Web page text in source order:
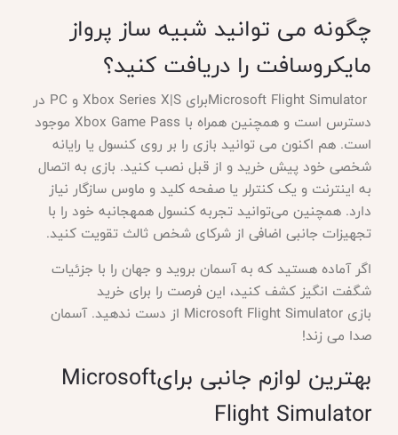
چگونه می توانید شبیه ساز پرواز
مایکروسافت را دریافت کنید؟
Microsoft Flight Simulatorبرای Xbox Series X|Sو PC در
دسترس است و همچنین همراه با Xbox Game Pass موجود
است. هم اکنون می توانید بازی را بر روی کنسول یا رایانه
شخصی خود پیش خرید و از قبل نصب کنید. بازی به اتصال
به اینترنت و یک کنترلر یا صفحه کلید و ماوس سازگار نیاز
دارد. همچنین می‌توانید تجربه کنسول همهجانبه خود را با
تجهیزات جانبی اضافی از شرکای شخص ثالث تقویت کنید.
اگر آماده هستید که به آسمان بروید و جهان را با جزئیات
شگفت انگیز کشف کنید، این فرصت را برای خرید
بازی Microsoft Flight Simulator از دست ندهید. آسمان
صدا می زند!
بهترین لوازم جانبی برایMicrosoft
Flight Simulator